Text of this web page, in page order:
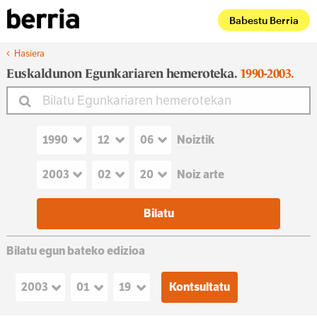
Babestu Berria
Hasiera
Euskaldunon Egunkariaren hemeroteka. 1990-2003.
Noiztik
Noiz arte
Bilatu egun bateko edizioa